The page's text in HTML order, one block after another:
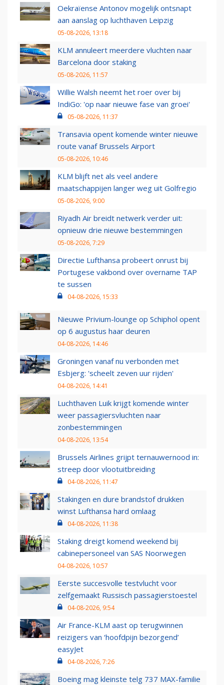
Oekraïense Antonov mogelijk ontsnapt
aan aanslag op luchthaven Leipzig
05-08-2026, 13:18
KLM annuleert meerdere vluchten naar
Barcelona door staking
05-08-2026, 11:57
Willie Walsh neemt het roer over bij
IndiGo: 'op naar nieuwe fase van groei'
05-08-2026, 11:37
Transavia opent komende winter nieuwe
route vanaf Brussels Airport
05-08-2026, 10:46
KLM blijft net als veel andere
maatschappijen langer weg uit Golfregio
05-08-2026, 9:00
Riyadh Air breidt netwerk verder uit:
opnieuw drie nieuwe bestemmingen
05-08-2026, 7:29
Directie Lufthansa probeert onrust bij
Portugese vakbond over overname TAP
te sussen
04-08-2026, 15:33
Nieuwe Privium-lounge op Schiphol opent
op 6 augustus haar deuren
04-08-2026, 14:46
Groningen vanaf nu verbonden met
Esbjerg: 'scheelt zeven uur rijden'
04-08-2026, 14:41
Luchthaven Luik krijgt komende winter
weer passagiersvluchten naar
zonbestemmingen
04-08-2026, 13:54
Brussels Airlines grijpt ternauwernood in:
streep door vlootuitbreiding
04-08-2026, 11:47
Stakingen en dure brandstof drukken
winst Lufthansa hard omlaag
04-08-2026, 11:38
Staking dreigt komend weekend bij
cabinepersoneel van SAS Noorwegen
04-08-2026, 10:57
Eerste succesvolle testvlucht voor
zelfgemaakt Russisch passagierstoestel
04-08-2026, 9:54
Air France-KLM aast op terugwinnen
reizigers van ‘hoofdpijn bezorgend’
easyJet
04-08-2026, 7:26
Boeing mag kleinste telg 737 MAX-familie